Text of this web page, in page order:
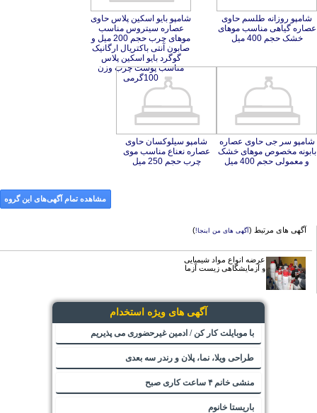
شامپو روزانه طلسم حاوی
عصاره گیاهی مناسب موهای
خشک حجم 400 میل
شامپو بایو اسکین پلاس حاوی
عصاره سیتروس مناسب
موهای چرب حجم 200 میل و
صابون آنتی باکتریال ارگانیک
گوگرد بایو اسکین پلاس
مناسب پوست چرب وزن
100گرمی
شامپو سر جی حاوی عصاره
بابونه مخصوص موهای خشک
و معمولی حجم 400 میل
شامپو سيلوكسان حاوی
عصاره نعناع مناسب موی
چرب حجم 250 میل
مشاهده تمام آگهی‌های این گروه
آگهی های مرتبط (آگهی های من اینجا!)
عرضه انواع مواد شیمیایی
و آزمایشگاهی زیست آزما
آگهی های ویژه استخدام
با موبایلت کار کن / ادمین غیرحضوری می پذیریم
طراحی ویلا، نما، پلان و رندر سه بعدی
منشی خانم ۴ ساعت کاری صبح
باریستا خانوم